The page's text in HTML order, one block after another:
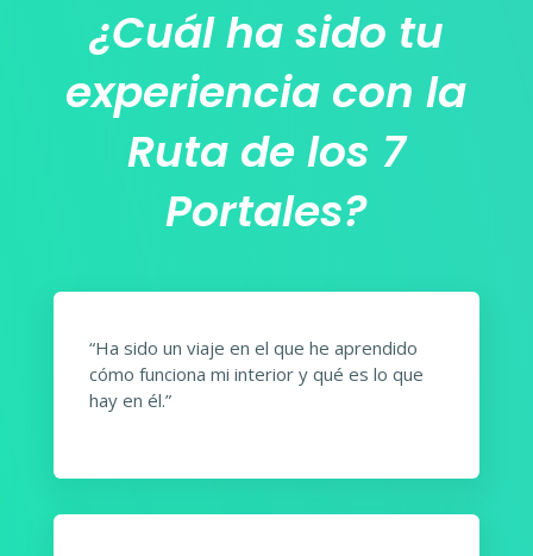
¿Cuál ha sido tu
experiencia con la
Ruta de los 7
Portales?
“Ha sido un viaje en el que he aprendido
cómo funciona mi interior y qué es lo que
hay en él.”